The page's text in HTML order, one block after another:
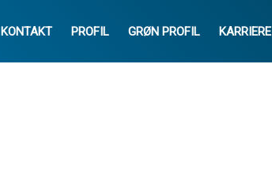
KONTAKT PROFIL GRØN PROFIL KARRIERE